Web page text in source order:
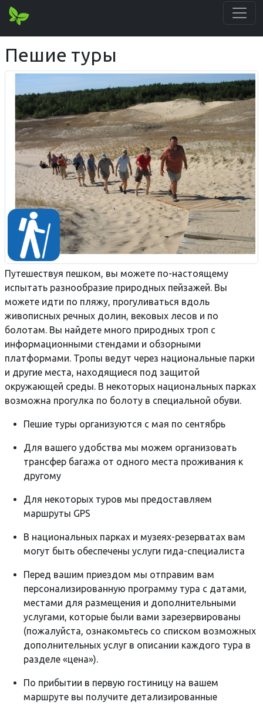
Пешие туры
Путешествуя пешком, вы можете по-настоящему
испытать разнообразие природных пейзажей. Вы
можете идти по пляжу, прогуливаться вдоль
живописных речных долин, вековых лесов и по
болотам. Вы найдете много природных троп с
информационными стендами и обзорными
платформами. Тропы ведут через национальные парки
и другие места, находящиеся под защитой
окружающей среды. В некоторых национальных парках
возможна прогулка по болоту в специальной обуви.
Пешие туры организуются с мая по сентябрь
Для вашего удобства мы можем организовать
трансфер багажа от одного места проживания к
другому
Для некоторых туров мы предоставляем
маршруты GPS
В национальных парках и музеях-резерватах вам
могут быть обеспечены услуги гида-специалиста
Перед вашим приездом мы отправим вам
персонализированную программу тура с датами,
местами для размещения и дополнительными
услугами, которые были вами зарезервированы
(пожалуйста, ознакомьтесь со списком возможных
дополнительных услуг в описании каждого тура в
разделе «цена»).
По прибытии в первую гостиницу на вашем
маршруте вы получите детализированные